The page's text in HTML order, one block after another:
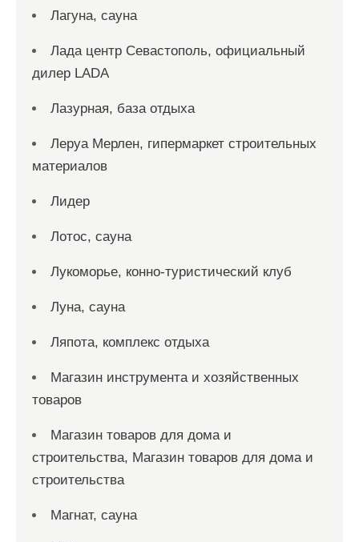
Лагуна, сауна
Лада центр Севастополь, официальный
дилер LADA
Лазурная, база отдыха
Леруа Мерлен, гипермаркет строительных
материалов
Лидер
Лотос, сауна
Лукоморье, конно-туристический клуб
Луна, сауна
Ляпота, комплекс отдыха
Магазин инструмента и хозяйственных
товаров
Магазин товаров для дома и
строительства, Магазин товаров для дома и
строительства
Магнат, сауна